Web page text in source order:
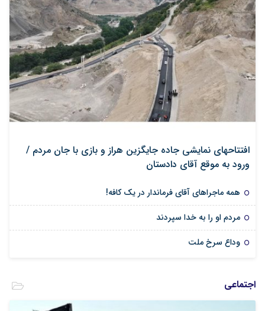
افتتاح‎های نمایشی جاده جایگزین هراز و بازی با جان مردم /
ورود به موقع آقای دادستان
همه ماجراهای آقای فرماندار در یک کافه!
مردم او را به خدا سپردند
وداع سرخ ملت
اجتماعی